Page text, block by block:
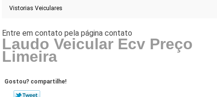
Vistorias Veiculares
Laudo Veicular Ecv Preço
Limeira
Gostou? compartilhe!